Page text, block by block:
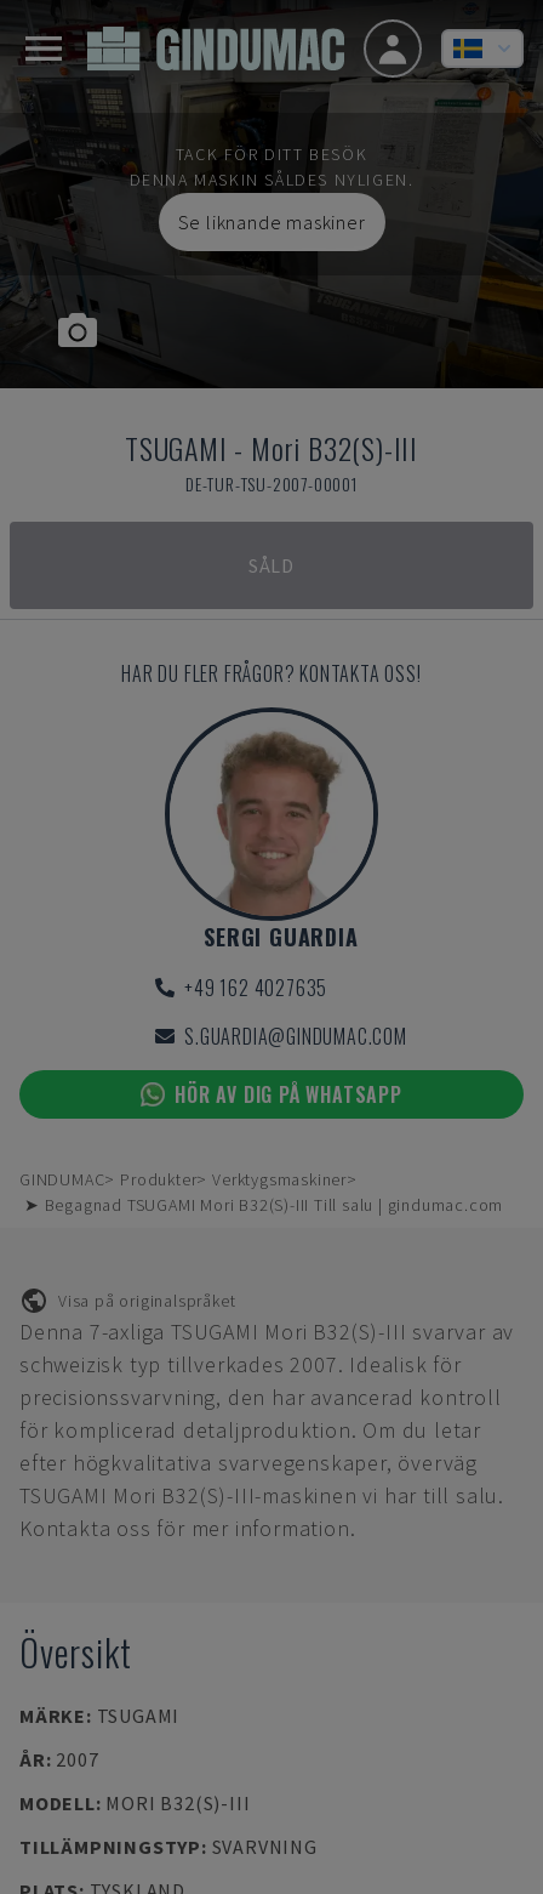
TACK FÖR DITT BESÖK
DENNA MASKIN SÅLDES NYLIGEN.
Se liknande maskiner
TSUGAMI - Mori B32(S)-III
DE-TUR-TSU-2007-00001
SÅLD
HAR DU FLER FRÅGOR? KONTAKTA OSS!
SERGI GUARDIA
+49 162 4027635
S.GUARDIA@GINDUMAC.COM
HÖR AV DIG PÅ WHATSAPP
GINDUMAC Produkter
Verktygsmaskiner
➤ Begagnad TSUGAMI Mori B32(S)-III Till salu | gindumac.com
Visa på originalspråket
Denna 7-axliga TSUGAMI Mori B32(S)-III svarvar av
schweizisk typ tillverkades 2007. Idealisk för
precisionssvarvning, den har avancerad kontroll
för komplicerad detaljproduktion. Om du letar
efter högkvalitativa svarvegenskaper, överväg
TSUGAMI Mori B32(S)-III-maskinen vi har till salu.
Kontakta oss för mer information.
Översikt
MÄRKE: TSUGAMI
ÅR: 2007
MODELL: MORI B32(S)-III
TILLÄMPNINGSTYP: SVARVNING